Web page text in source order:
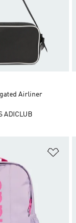
Airliner
ADICLUB